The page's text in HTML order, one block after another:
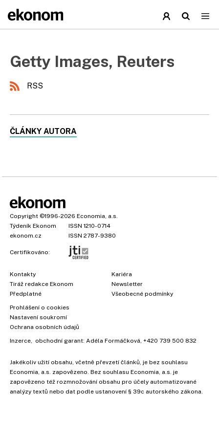
Getty Images, Reuters
RSS
ČLÁNKY AUTORA
Copyright ©1996-2026 Economia, a.s.
Týdeník Ekonom
ISSN 1210-0714
ekonom.cz
ISSN 2787-9380
Certifikováno:
Kontakty
Tiráž redakce Ekonom
Předplatné
Kariéra
Newsletter
Všeobecné podmínky
Prohlášení o cookies
Nastavení soukromí
Ochrana osobních údajů
Inzerce, obchodní garant: Adéla Formáčková, +420 739 500 832
Jakékoliv užití obsahu, včetně převzetí článků, je bez souhlasu
Economia, a.s. zapovězeno. Bez souhlasu Economia, a.s. je
zapovězeno též rozmnožování obsahu pro účely automatizované
analýzy textů nebo dat podle ustanovení § 39c autorského zákona.